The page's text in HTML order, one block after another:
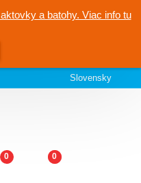
a batohy. Viac info tu
Slovensky
0 0